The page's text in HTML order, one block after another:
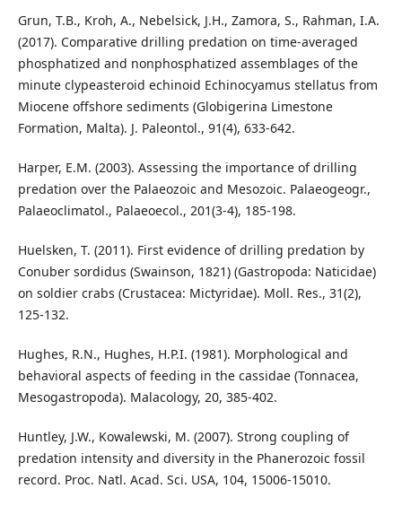
Grun, T.B., Kroh, A., Nebelsick, J.H., Zamora, S., Rahman, I.A.
(2017). Comparative drilling predation on time-averaged
phosphatized and nonphosphatized assemblages of the
minute clypeasteroid echinoid Echinocyamus stellatus from
Miocene offshore sediments (Globigerina Limestone
Formation, Malta). J. Paleontol., 91(4), 633-642.
Harper, E.M. (2003). Assessing the importance of drilling
predation over the Palaeozoic and Mesozoic. Palaeogeogr.,
Palaeoclimatol., Palaeoecol., 201(3-4), 185-198.
Huelsken, T. (2011). First evidence of drilling predation by
Conuber sordidus (Swainson, 1821) (Gastropoda: Naticidae)
on soldier crabs (Crustacea: Mictyridae). Moll. Res., 31(2),
125-132.
Hughes, R.N., Hughes, H.P.I. (1981). Morphological and
behavioral aspects of feeding in the cassidae (Tonnacea,
Mesogastropoda). Malacology, 20, 385-402.
Huntley, J.W., Kowalewski, M. (2007). Strong coupling of
predation intensity and diversity in the Phanerozoic fossil
record. Proc. Natl. Acad. Sci. USA, 104, 15006-15010.